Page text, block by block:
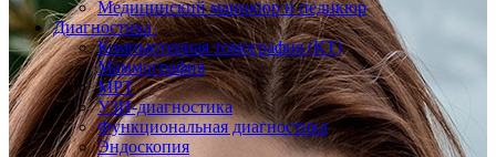
Медицинский маникюр и педикюр
Диагностика
Компьютерная томография (КТ)
Маммография
МРТ
УЗИ-диагностика
Функциональная диагностика
Эндоскопия